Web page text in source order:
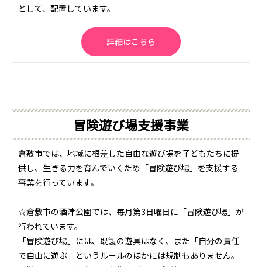
として、配置しています。
詳細はこちら
冒険遊び場支援事業
倉敷市では、地域に根差した自由な遊び場を子どもたちに提
供し、生きる力を育んでいくため「冒険遊び場」を支援する
事業を行っています。
☆倉敷市の酒津公園では、毎月第3日曜日に「冒険遊び場」が
行われています。
「冒険遊び場」には、既製の遊具はなく、また「自分の責任
で自由に遊ぶ」というルールのほかには規制もありません。